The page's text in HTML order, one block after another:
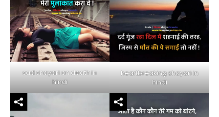
sad shayari on death in
hindi
heartbreaking shayari in
hindi